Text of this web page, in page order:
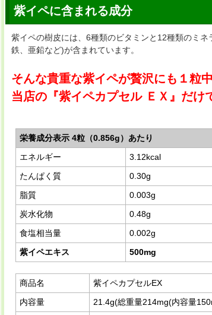
紫イペに含まれる成分
紫イペの樹皮には、6種類のビタミンと12種類のミネ
鉄、亜鉛など)が含まれています。
そんな貴重な紫イペが贅沢にも１粒
当店の『紫イペカプセル ＥＸ 』だけ
栄養成分表示 4粒（0.856g）あたり
エネルギー
3.12kcal
たんぱく質
0.30g
脂質
0.003g
炭水化物
0.48g
食塩相当量
0.002g
紫イペエキス
500mg
商品名
紫イペカプセルEX
内容量
21.4g(総重量214mg(内容量